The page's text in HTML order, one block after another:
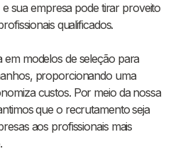
e sua empresa pode tirar proveito
qualificados.
em modelos de seleção para
proporcionando uma
custos. Por meio da nossa
que o recrutamento seja
aos profissionais mais